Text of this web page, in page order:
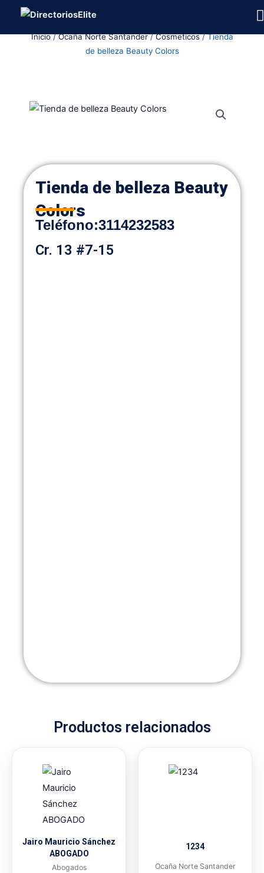
contenidoInicio/Ocaña Norte Santander/Cosmeticos/ Tienda
de belleza Beauty Colors
Tienda de belleza Beauty
Colors
Teléfono:3114232583
Cr. 13 #7-15
Productos relacionados
Jairo Mauricio Sánchez
ABOGADO
Abogados
1234
Ocaña Norte Santander